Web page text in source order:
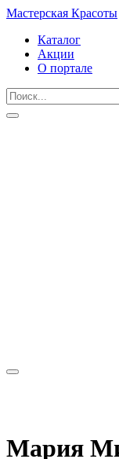
Мастерская Красоты
Каталог
Акции
О портале
Мария